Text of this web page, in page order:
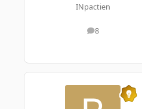
INpactien
8
messages